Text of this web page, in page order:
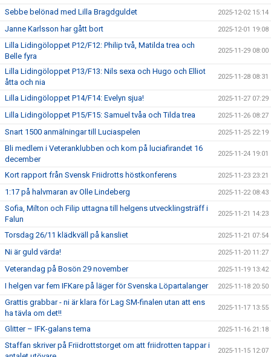
Sebbe belönad med Lilla Bragdguldet 2025-12-02 15:14
Janne Karlsson har gått bort 2025-12-01 19:08
Lilla Lidingöloppet P12/F12: Philip två, Matilda trea och
Belle fyra
2025-11-29 08:00
Lilla Lidingöloppet P13/F13: Nils sexa och Hugo och Elliot
åtta och nia
2025-11-28 08:31
Lilla Lidingöloppet P14/F14: Evelyn sjua! 2025-11-27 07:29
Lilla Lidingöloppet P15/F15: Samuel tvåa och Tilda trea 2025-11-26 08:27
Snart 1500 anmälningar till Luciaspelen 2025-11-25 22:19
Bli medlem i Veteranklubben och kom på luciafirandet 16
december
2025-11-24 19:01
Kort rapport från Svensk Friidrotts höstkonferens 2025-11-23 23:21
1:17 på halvmaran av Olle Lindeberg 2025-11-22 08:43
Sofia, Milton och Filip uttagna till helgens utvecklingsträff i
Falun
2025-11-21 14:23
Torsdag 26/11 klädkväll på kansliet 2025-11-21 07:54
Ni är guld värda! 2025-11-20 11:27
Veterandag på Bosön 29 november 2025-11-19 13:42
I helgen var fem IFKare på läger för Svenska Löpartalanger 2025-11-18 20:50
Grattis grabbar - ni är klara för Lag SM-finalen utan att ens
ha tävla om det!!
2025-11-17 13:55
Glitter – IFK-galans tema 2025-11-16 21:18
Staffan skriver på Friidrottstorget om att friidrotten tappar i
2025-11-15 12:07